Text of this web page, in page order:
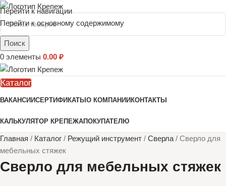
Перейти к навигации
Перейти к основному содержимому
Поиск
0 элементы 0.00 ₽
Каталог
ВАКАНСИИСЕРТИФИКАТЫ О КОМПАНИИ КОНТАКТЫ
КАЛЬКУЛЯТОР КРЕПЕЖАПОКУПАТЕЛЮ
Главная / Каталог / Режущий инструмент / Сверла / Сверло для
мебельных стяжек
Сверло для мебельных стяжек